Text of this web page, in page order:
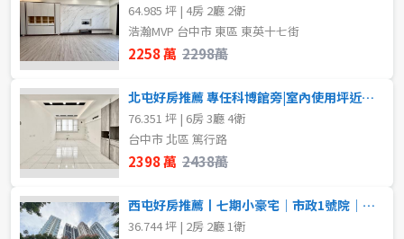
64.985 坪 | 4房 2廳 2衛
浩瀚MVP 台中市 東區 東英十七街
2258 萬 2298萬
北屯好房推薦 專任科博館旁|室內使用坪近百坪美透天
76.351 坪 | 6房 3廳 4衛
台中市 北區 篤行路
2398 萬 2438萬
西屯好房推薦丨七期小豪宅｜市政1號院｜大兩房平車｜高樓景觀戶
36.744 坪 | 2房 2廳 1衛